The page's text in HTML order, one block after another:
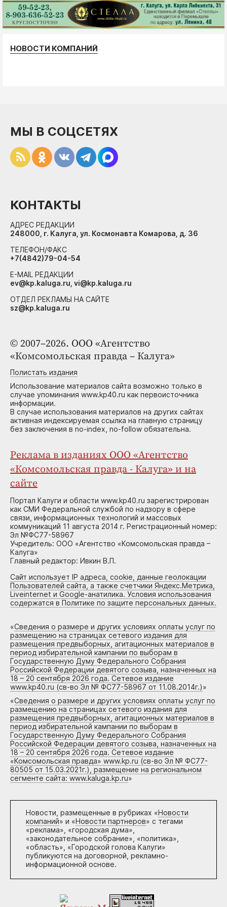
НОВОСТИ КОМПАНИЙ
© 2007–2026. ООО «Агентство
«Комсомольская правда – Калуга»
Полистать издания
Использование материалов сайта возможно только в
случае упоминания www.kp40.ru как первоисточника
информации.
В случае использования материалов на других сайтах
активная индексируемая ссылка на главную страницу
без заключения в no-index, no-follow обязательна.
Реклама в изданиях ООО «Агентство
«Комсомольская правда - Калуга» и на
сайте
Портал Калуги и области www.kp40.ru зарегистрирован
как СМИ Федеральной службой по надзору в сфере
связи, информационных технологий и массовых
коммуникаций 11 августа 2014 г. Регистрационный номер:
Эл №ФС77-58967
Учредитель: ООО «Агентство «Комсомольская правда –
Калуга»
Главный редактор: Ивкин В.П.
Сайт использует IP адреса, cookie, данные геолокации
Пользователей сайта, а также счетчики Яндекс.Метрика,
Liveinternet и Google-анатилика. Условия использования
содержатся в Политике по защите персональных данных.
«Сведения о размере и других условиях оплаты услуг по
размещению на страницах сетевого издания для
размещения предвыборных, агитационных материалов в
период избирательной кампании по выборам в
Государственную Думу Федерального Собрания
Российской Федерации девятого созыва, назначенных на
18 – 20 сентября 2026 года. Сетевое издание
www.kp40.ru (св-во Эл № ФС77-58967 от 11.08.2014г.)»
«Сведения о размере и других условиях оплаты услуг по
размещению на страницах сетевого издания для
размещения предвыборных, агитационных материалов в
период избирательной кампании по выборам в
Государственную Думу Федерального Собрания
Российской Федерации девятого созыва, назначенных на
18 – 20 сентября 2026 года. Сетевое издание
«Комсомольская правда» www.kp.ru (св-во Эл № ФС77-
80505 от 15.03.2021г.), размещение на региональном
сегменте сайта: www.kaluga.kp.ru»
Новости, размещенные в рубриках «Новости
компаний» и «Новости партнеров» с тегами
«реклама», «городская дума»,
«законодательное собрание», «политика»,
«область», «Городской голова Калуги»
публикуются на договорной, рекламно-
информационной основе.
МЫ В СОЦСЕТЯХ
КОНТАКТЫ
АДРЕС РЕДАКЦИИ
248000, г. Калуга, ул. Космонавта Комарова, д. 36
ТЕЛЕФОН/ФАКС
+7(4842)79-04-54
E-MAIL РЕДАКЦИИ
ev@kp.kaluga.ru, vi@kp.kaluga.ru
ОТДЕЛ РЕКЛАМЫ НА САЙТЕ
sz@kp.kaluga.ru